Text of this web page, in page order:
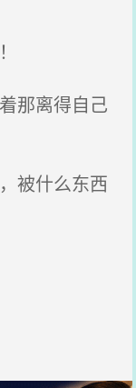
那离得自己
被什么东西